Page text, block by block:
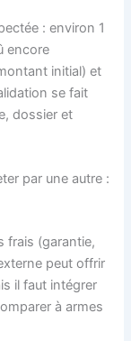
: environ 1
encore
initial) et
se fait
dossier et
par une autre :
frais (garantie,
peut offrir
il faut intégrer
à armes